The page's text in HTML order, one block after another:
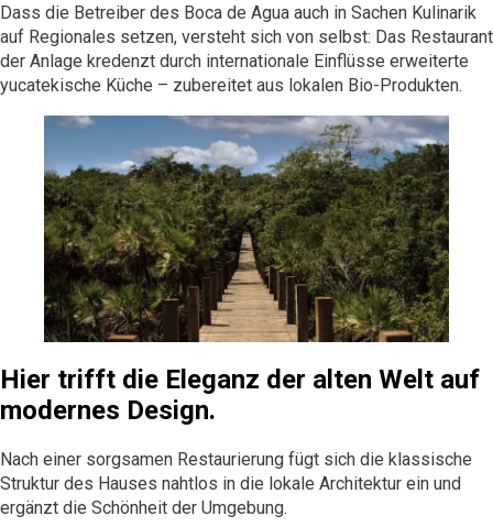
Dass die Betreiber des Boca de Agua auch in Sachen Kulinarik
auf Regionales setzen, versteht sich von selbst: Das Restaurant
der Anlage kredenzt durch internationale Einflüsse erweiterte
yucatekische Küche – zubereitet aus lokalen Bio-Produkten.
Hier trifft die Eleganz der alten Welt auf
modernes Design.
Nach einer sorgsamen Restaurierung fügt sich die klassische
Struktur des Hauses nahtlos in die lokale Architektur ein und
ergänzt die Schönheit der Umgebung.